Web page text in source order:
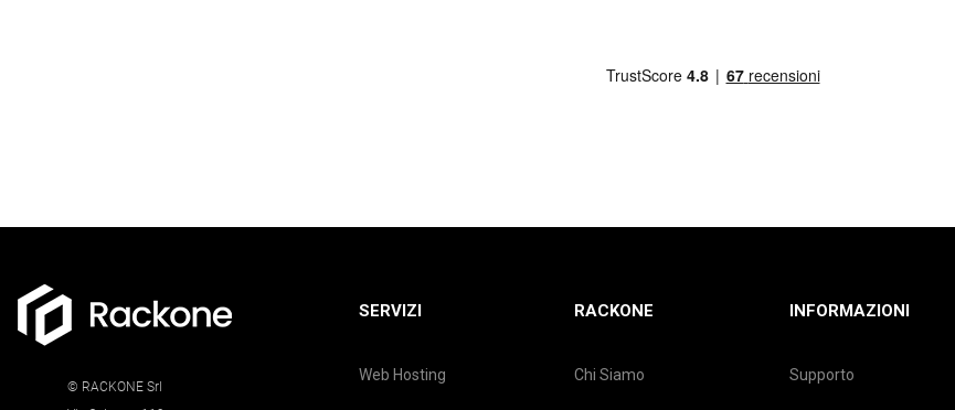
© RACKONE Srl
SERVIZI
Web Hosting
RACKONE
Chi Siamo
INFORMAZIONI
Supporto